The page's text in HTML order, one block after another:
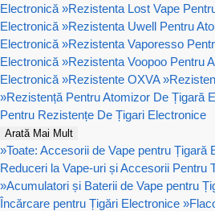
Electronică »Rezistenta Lost Vape
Electronică »Rezistenta Uwell Pentru
Electronică »Rezistenta Vaporesso
Electronică »Rezistenta Voopoo Pentru
Electronică »Rezistente OXVA »
»Rezistență Pentru Atomizor De Țigară
Pentru Rezistențe De Țigari Electronice
Arată Mai Mult
»Toate: Accesorii de Vape pentru Țigară
Reduceri la Vape-uri și Accesorii Pentru
»Acumulatori și Baterii de Vape pentru
Încărcare pentru Țigări Electronice »